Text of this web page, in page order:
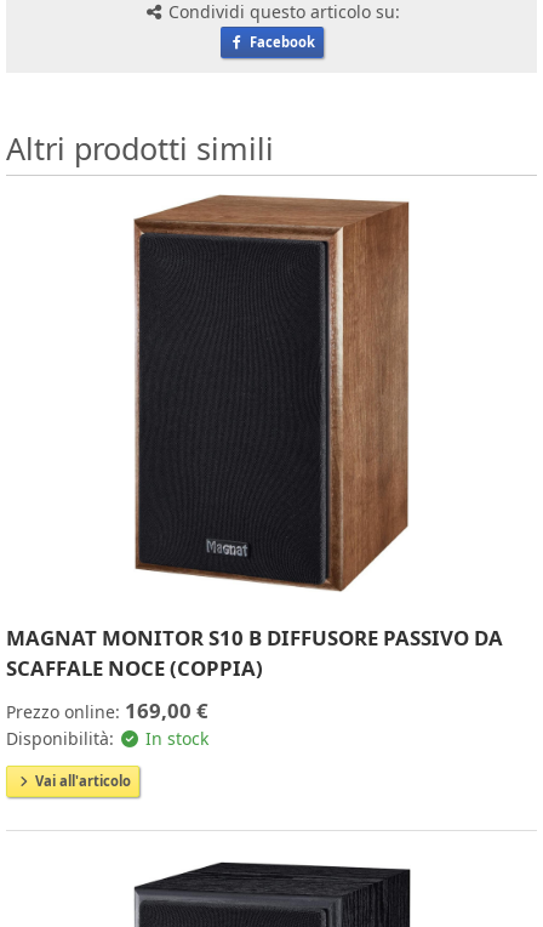
Condividi questo articolo su:
Facebook
Altri prodotti simili
MAGNAT MONITOR S10 B DIFFUSORE PASSIVO DA
SCAFFALE NOCE (COPPIA)
Prezzo online: 169,00 €
Disponibilità: In stock
Vai all'articolo